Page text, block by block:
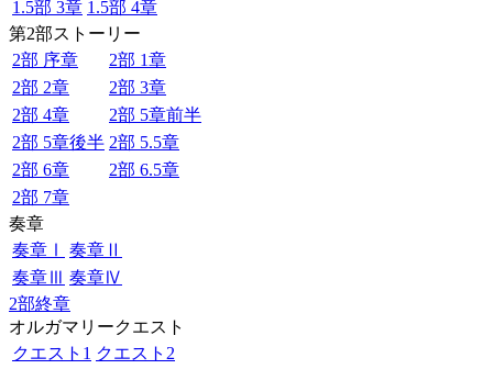
1.5部 3章 1.5部 4章
第2部ストーリー
2部 序章
2部 1章
2部 2章
2部 3章
2部 4章
2部 5章前半
2部 5章後半 2部 5.5章
2部 6章
2部 6.5章
2部 7章
奏章
奏章Ⅰ
奏章Ⅱ
奏章Ⅲ 奏章Ⅳ
2部終章
オルガマリークエスト
クエスト1 クエスト2